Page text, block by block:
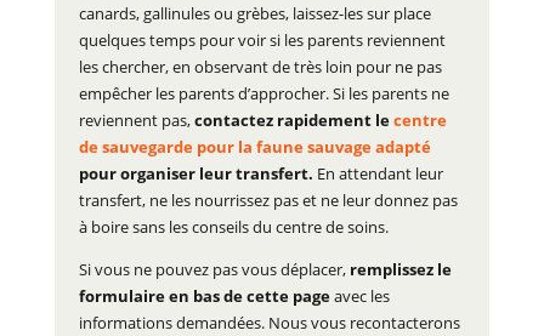
canards, gallinules ou grèbes, laissez-les sur place
quelques temps pour voir si les parents reviennent
les chercher, en observant de très loin pour ne pas
empêcher les parents d’approcher. Si les parents ne
reviennent pas,contactez rapidement lecentre
de sauvegarde pour la faune sauvage adapté
pour organiser leur transfert. En attendant leur
transfert, ne les nourrissez pas et ne leur donnez pas
à boire sans les conseils du centre de soins.
Si vous ne pouvez pas vous déplacer, remplissez le
formulaire en bas de cette pageavec les
informations demandées. Nous vous recontacterons